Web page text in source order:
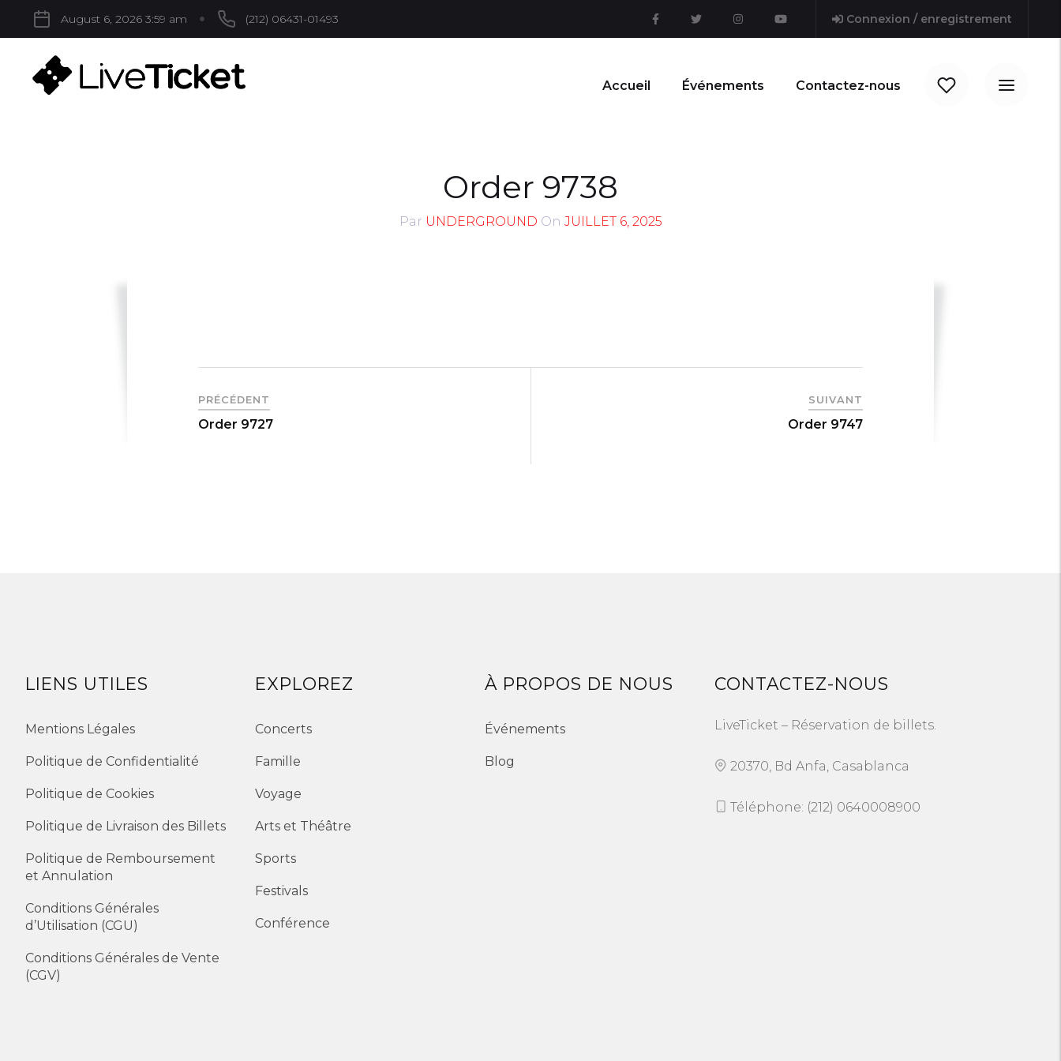
August 6, 2026 3:59 am (212) 06431-01493 Connexion / enregistrement
Accueil Événements Contactez-nous
Order 9738
Par UNDERGROUND On JUILLET 6, 2025
PRÉCÉDENT
Order 9727
SUIVANT
Order 9747
LIENS UTILES
Mentions Légales
Politique de Confidentialité
Politique de Cookies
Politique de Livraison des Billets
Politique de Remboursement
et Annulation
Conditions Générales
d’Utilisation (CGU)
Conditions Générales de Vente
(CGV)
EXPLOREZ
Concerts
Famille
Voyage
Arts et Théâtre
Sports
Festivals
Conférence
À PROPOS DE NOUS
Événements
Blog
CONTACTEZ-NOUS
LiveTicket – Réservation de billets.
20370, Bd Anfa, Casablanca
Téléphone: (212) 0640008900